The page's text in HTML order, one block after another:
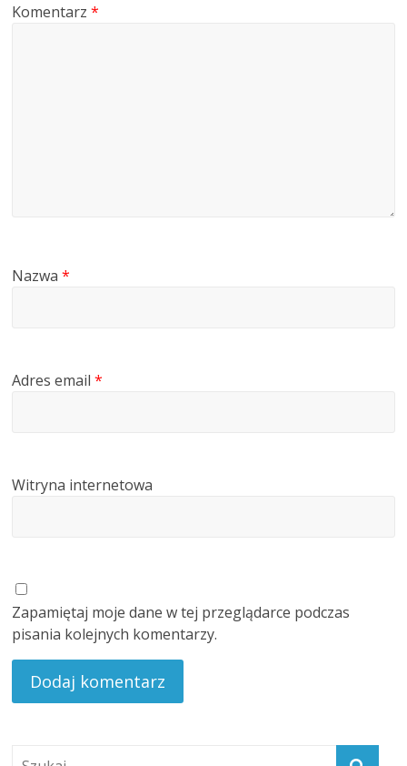
Komentarz*
Nazwa*
Adres email*
Witryna internetowa
Zapamiętaj moje dane w tej przeglądarce podczas
pisania kolejnych komentarzy.